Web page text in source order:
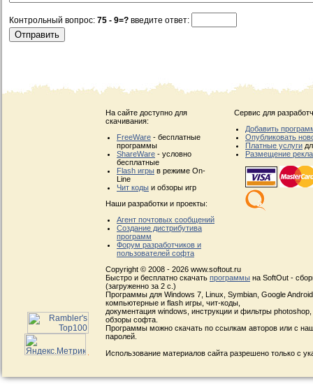
Контрольный вопрос: 75 - 9=? введите ответ:
На сайте доступно для
скачивания:
FreeWare - бесплатные
программы
ShareWare - условно
бесплатные
Flash игры в режиме On-
Line
Чит коды и обзоры игр
Наши разработки и проекты:
Агент почтовых сообщений
Создание дистрибутива
программ
Форум разработчиков и
пользователей софта
Сервис для
Добавить
Опубликовать
Платные услуги
Размещение
Copyright © 2008 - 2026 www.softout.ru
Быстро и бесплатно скачать программы на SoftOut -
(загруженно за 2 с.)
Программы для Windows 7, Linux, Symbian, Google
компьютерные и flash игры, чит-коды,
документация windows, инструкции и фильтры
обзоры софта.
Программы можно скачать по ссылкам авторов или с
паролей.
Использование материалов сайта разрешено только с